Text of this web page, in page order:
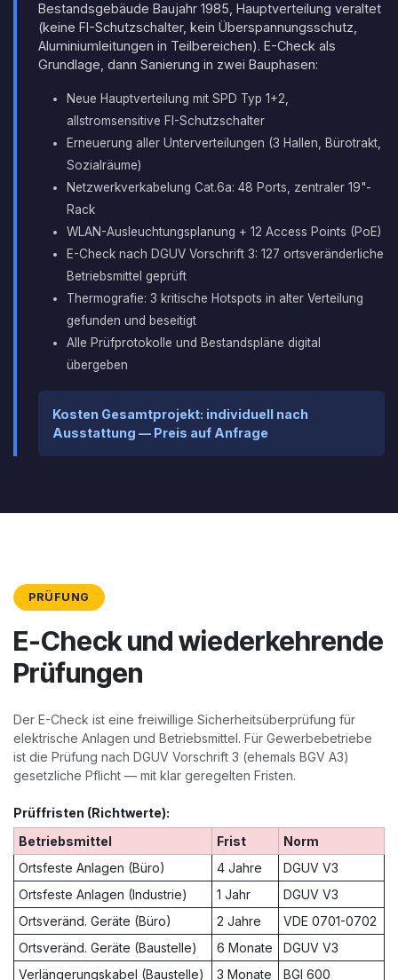
Bestandsgebäude Baujahr 1985, Hauptverteilung veraltet
(keine FI-Schutzschalter, kein Überspannungsschutz,
Aluminiumleitungen in Teilbereichen). E-Check als
Grundlage, dann Sanierung in zwei Bauphasen:
Neue Hauptverteilung mit SPD Typ 1+2,
allstromsensitive FI-Schutzschalter
Erneuerung aller Unterverteilungen (3 Hallen, Bürotrakt,
Sozialräume)
Netzwerkverkabelung Cat.6a: 48 Ports, zentraler 19"-
Rack
WLAN-Ausleuchtungsplanung + 12 Access Points (PoE)
E-Check nach DGUV Vorschrift 3: 127 ortsveränderliche
Betriebsmittel geprüft
Thermografie: 3 kritische Hotspots in alter Verteilung
gefunden und beseitigt
Alle Prüfprotokolle und Bestandspläne digital
übergeben
Kosten Gesamtprojekt: individuell nach
Ausstattung — Preis auf Anfrage
PRÜFUNG
E-Check und wiederkehrende
Prüfungen
Der E-Check ist eine freiwillige Sicherheitsüberprüfung für
elektrische Anlagen und Betriebsmittel. Für Gewerbebetriebe
ist die Prüfung nach DGUV Vorschrift 3 (ehemals BGV A3)
gesetzliche Pflicht — mit klar geregelten Fristen.
Prüffristen (Richtwerte):
Betriebsmittel
Frist
Norm
Ortsfeste Anlagen (Büro)
4 Jahre
DGUV V3
Ortsfeste Anlagen (Industrie)
1 Jahr
DGUV V3
Ortsveränd. Geräte (Büro)
2 Jahre
VDE 0701-0702
Ortsveränd. Geräte (Baustelle)
6 Monate
DGUV V3
Verlängerungskabel (Baustelle)
3 Monate BGI 600